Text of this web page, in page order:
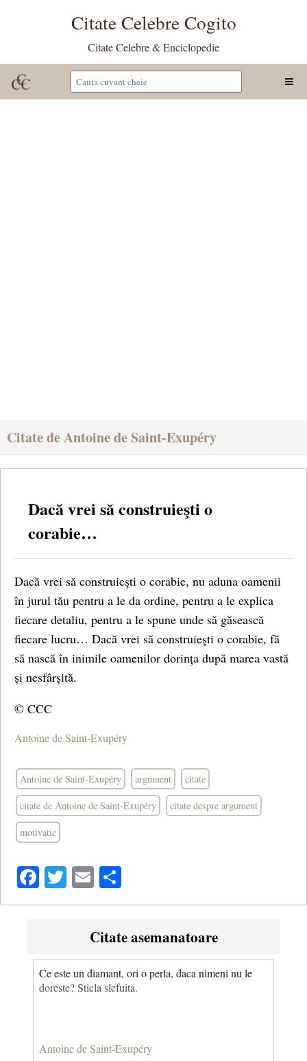
Citate Celebre Cogito
Citate Celebre & Enciclopedie
Citate de Antoine de Saint-Exupéry
Dacă vrei să construieşti o
corabie…
Dacă vrei să construieşti o corabie, nu aduna oamenii
în jurul tău pentru a le da ordine, pentru a le explica
fiecare detaliu, pentru a le spune unde să găsească
fiecare lucru… Dacă vrei să construieşti o corabie, fă
să nască în inimile oamenilor dorința după marea vastă
și nesfârșită.
© CCC
Antoine de Saint-Exupéry
Antoine de Saint-Exupéry argument citate
citate de Antoine de Saint-Exupéry citate despre argument
motivatie
Facebook
Twitter
Email
Citate asemanatoare
Ce este un diamant, ori o perla, daca nimeni nu le
doreste? Sticla slefuita.
Antoine de Saint-Exupéry